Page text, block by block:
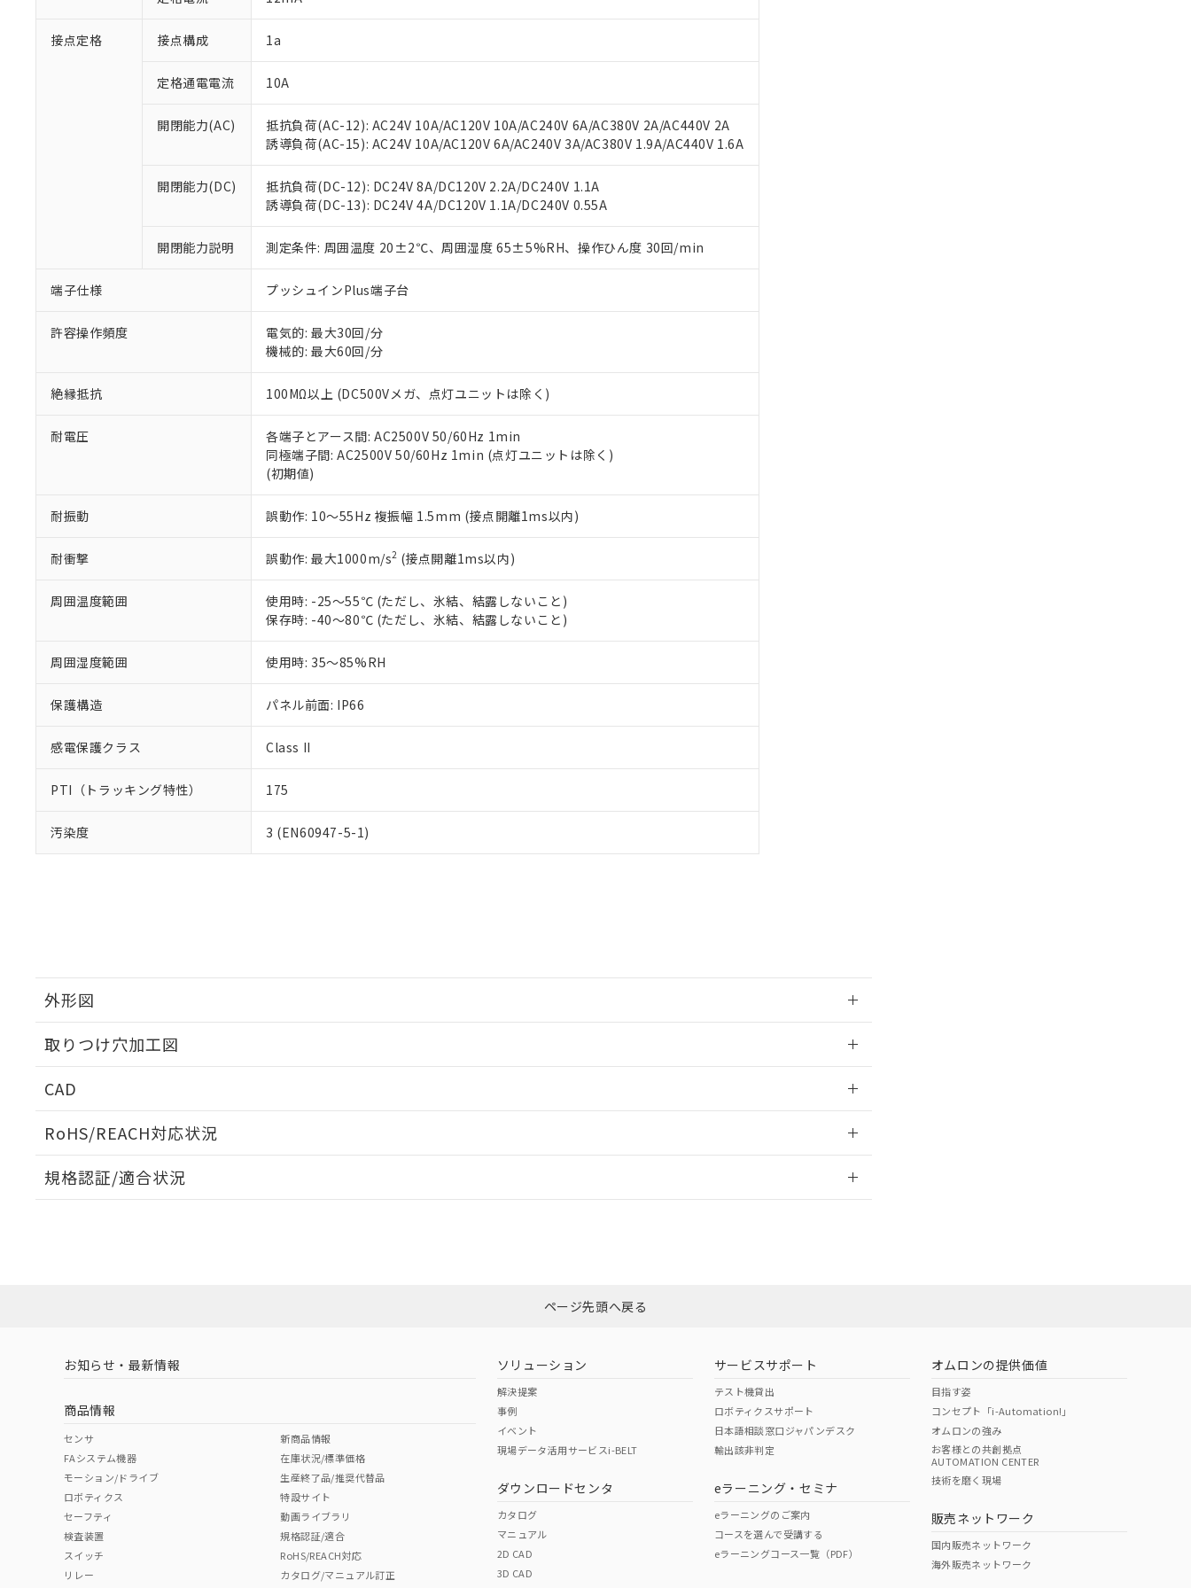
接点定格 接点構成 1a
定格通電電流 10A
開閉能力(AC)
抵抗負荷(AC-12): AC24V 10A/AC120V 10A/AC240V 6A/AC380V 2A/AC440V 2A
誘導負荷(AC-15): AC24V 10A/AC120V 6A/AC240V 3A/AC380V 1.9A/AC440V 1.6A
開閉能力(DC)
抵抗負荷(DC-12): DC24V 8A/DC120V 2.2A/DC240V 1.1A
誘導負荷(DC-13): DC24V 4A/DC120V 1.1A/DC240V 0.55A
開閉能力説明 測定条件: 周囲温度 20±2℃、周囲湿度 65±5%RH、操作ひん度 30回/min
端子仕様 プッシュインPlus端子台
許容操作頻度
電気的: 最大30回/分
機械的: 最大60回/分
絶縁抵抗 100MΩ以上 (DC500Vメガ、点灯ユニットは除く)
耐電圧
各端子とアース間: AC2500V 50/60Hz 1min
同極端子間: AC2500V 50/60Hz 1min (点灯ユニットは除く)
(初期値)
耐振動 誤動作: 10～55Hz 複振幅 1.5mm (接点開離1ms以内)
耐衝撃 誤動作: 最大1000m/s2 (接点開離1ms以内)
周囲温度範囲
使用時: -25～55℃ (ただし、氷結、結露しないこと)
保存時: -40～80℃ (ただし、氷結、結露しないこと)
周囲湿度範囲 使用時: 35～85%RH
保護構造 パネル前面: IP66
感電保護クラス Class II
PTI（トラッキング特性） 175
汚染度 3 (EN60947-5-1)
外形図
取りつけ穴加工図
CAD
RoHS/REACH対応状況
EU RoHS 注意事項・凡例
ダウンロードはこちら
中国 RoHS 注意事項・凡例
中国 RoHS表
Pb Hg Cr(VI)
O O
規格認証/適合状況
本サービスは、当社制御機器事業取扱商品の当社在庫状況および標準価格(税抜)を提供させていただ
当社制御機器事業取扱商品の中には、本サービスの対象外となる商品もあることをご了承ください。
い。
正式な納期状況および標準価格はお客様のお取引先、またはお客様担当のオムロン制御機器販売店・
当社販売員にご相談ください。
在庫状況および標準価格結果を当社の事前の承諾なく第三者に漏洩または開示しないようお願いしま
す。
マイパーツ機能（部品リスト作成サービス）をご利用いただくには、I-Webメンバーズにご登録され
ている必要があります。
お客様が当ウェブサイト上で当社にご登録された部品リストについて、当社および当社の共同利用者
が、当社の製品・サービスに関するお客様との取引・商談に必要な範囲で利用することをご了承くだ
いる法人を指します。
*EU RoHS指令（10物質）：
フタル酸ビス(2-エチルヘキシル) (DEHP)(別名：DOP) 1000ppm以下、フタル酸ブチルベンジル（BBP） 1000ppm以下、フタル酸ジブチ
ル（DBP） 1000ppm以下、フタル酸ジイソブチル (DIBP) 1000ppm以下
但し、RoHS指令で産業用監視および制御機器に対する適用除外項目は除く。
フタル酸エステル類の４物質については閾値を超える意図的な使用がないことを確認しています。
※2 対応予定月
部品在庫の切り替え状況などにより、予定月が前後することがあります。
※3 非含有証明書ダウンロード
EU RoHS指令（10物質）の非含有証明書
51物質の非含有証明書（当社基準）
※本証明書は発行日時点で非含有を証明するもので、過去に遡って非含有を証明するものではありません。
また、RoHS指令のフタル酸エステル類４物質の対応では、対応完了までの期間は出荷製品に未対応品が
混在することから備考欄に対応日を記載しておりました。
既に当社にて対応品への在庫切替を完了していることから、特段のことがない限り、2022年1月12日よ
り割愛しております。
「×」：最大均質材料含有率が中国RoHSの基準値を超えていることを示します。
Pb(鉛) :1000ppm、 Hg(水銀) : 1000ppm、 Cd(カドミウム) : 100ppm、
DEHP(フタル酸ビス(2-エチルヘキシル)) : 1000ppm
※2 環境保護使用期限
「ｅ」：有害物質（10物質）のすべてが基準値以下であることを示します。
味します。
「－」：未確認です。当社販売部門へお問い合わせください。
当社は、これら貴社製品のうち、外国為替および外国貿易法に定める商品（以下｢規制貨物等」とい
などの必要な手続きをとります。
ます。
当社は貴社製品を、核兵器、ミサイル、化学兵器、生物兵器またはその他武器並びにこれらの製造装
置等に一切使用いたしません。
当社は、貴社製品を第三者に販売する場合は、上記1、2および3の内容を当該第三者に通知します。
たしません。
△ 一定数には満たないが在庫あり
－
在庫なし(最新の在庫状況については、お客様のお取引先、またはお客様担当のオムロン制御
機器販売店・当社販売員にご確認ください)
空
受注生産機種、また在庫状況の情報を公開していない機種
ページ先頭へ戻る
お知らせ・最新情報
商品情報
センサ
FAシステム機器
モーション/ドライブ
ロボティクス
セーフティ
検査装置
スイッチ
リレー
新商品情報
在庫状況/標準価格
生産終了品/推奨代替品
特設サイト
動画ライブラリ
規格認証/適合
RoHS/REACH対応
カタログ/マニュアル訂正
ソリューション
解決提案
事例
イベント
現場データ活用サービスi-BELT
ダウンロードセンタ
カタログ
マニュアル
2D CAD
3D CAD
サービスサポート
テスト機貸出
ロボティクスサポート
日本語相談窓口ジャパンデスク
輸出該非判定
eラーニング・セミナ
eラーニングのご案内
コースを選んで受講する
eラーニングコース一覧（PDF）
オムロンの提供価値
目指す姿
コンセプト「i-Automation!」
オムロンの強み
お客様との共創拠点
AUTOMATION CENTER
技術を磨く現場
販売ネットワーク
国内販売ネットワーク
海外販売ネットワーク